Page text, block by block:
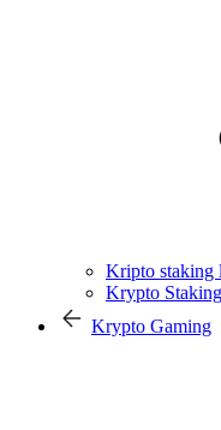
Kripto staking
Krypto
Krypto Gaming